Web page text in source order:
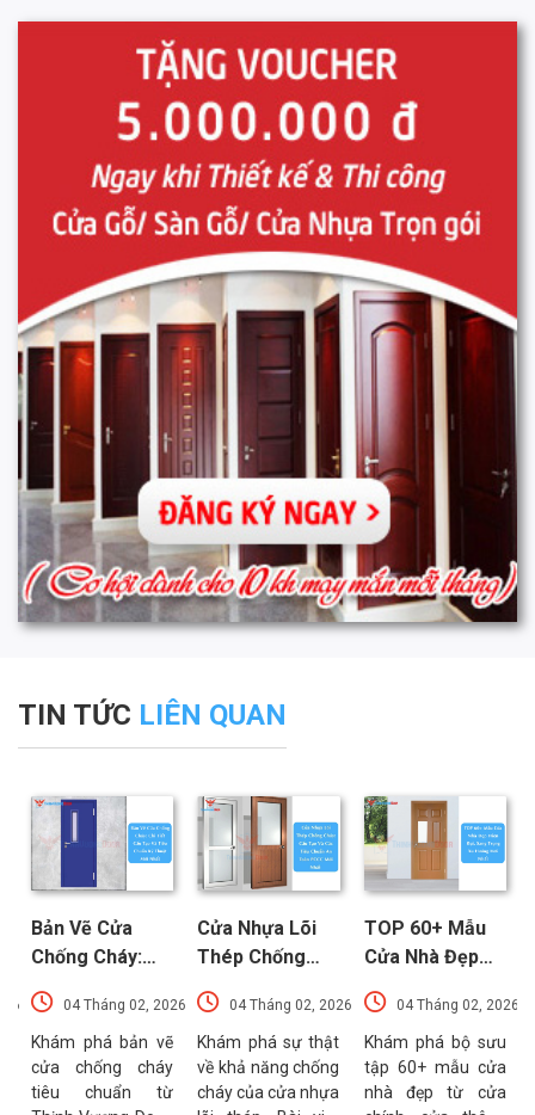
TIN TỨC LIÊN QUAN
Bản Vẽ Cửa
Chống Cháy:
Chi Tiết Cấu
Tạo Và Tiêu
Chuẩn Kỹ Thuật
Mới Nhất
04 Tháng 02, 2026
Khám phá bản vẽ
cửa chống cháy
tiêu chuẩn từ
Cửa Nhựa Lõi
Thép Chống
Cháy: Cấu Tạo
Và Các Tiêu
Chuẩn An Toàn
PCCC Mới Nhất
04 Tháng 02, 2026
Khám phá sự thật
về khả năng chống
cháy của cửa nhựa
TOP 60+ Mẫu
Cửa Nhà Đẹp
Hiện Đại, Sang
Trọng Xu
Hướng Mới Nhất
04 Tháng 02, 2026
Khám phá bộ sưu
tập 60+ mẫu cửa
nhà đẹp từ cửa